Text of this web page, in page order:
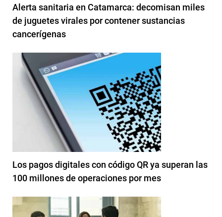
Alerta sanitaria en Catamarca: decomisan miles
de juguetes virales por contener sustancias
cancerígenas
Los pagos digitales con código QR ya superan las
100 millones de operaciones por mes